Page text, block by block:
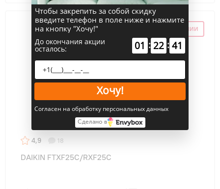
НЕТ В НАЛИЧИИ
4,9 18
DAIKIN FTXF25C/RXF25C
Чтобы закрепить за собой скидку
введите телефон в поле ниже и нажмите
на кнопку "Хочу!"
До окончания акции
осталось: 01 : 22 : 41
Хочу!
Согласен на обработку персональных данных
Сделано в